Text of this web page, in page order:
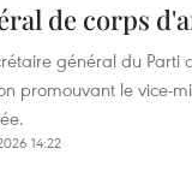
de corps
général du Parti
promouvant le vice-
14:22